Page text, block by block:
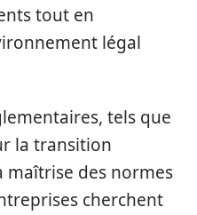
tout en
légal
tels que
la transition
maîtrise des normes
cherchent